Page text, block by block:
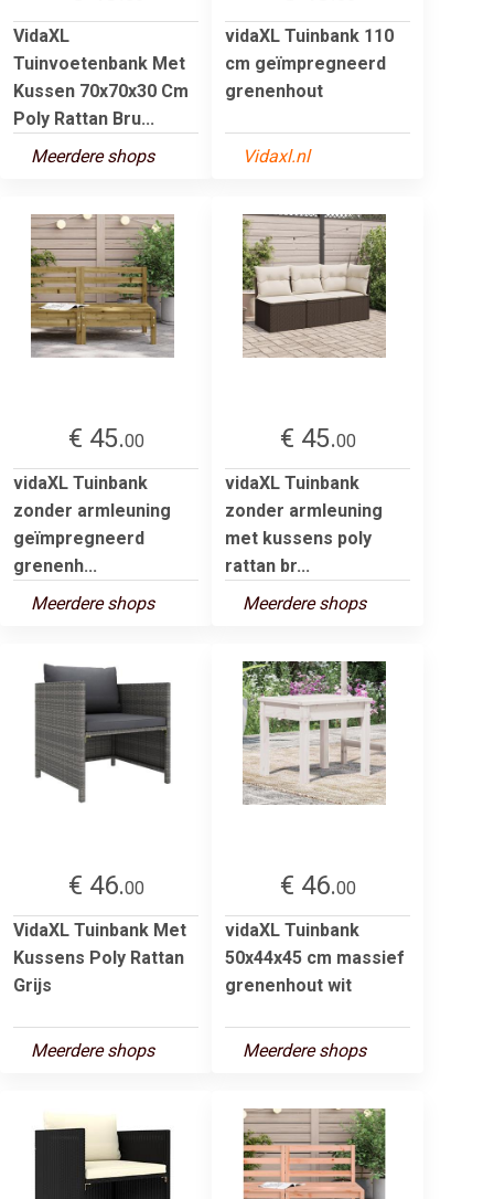
VidaXL
Tuinvoetenbank Met
Kussen 70x70x30 Cm
Poly Rattan Bru...
Meerdere shops
vidaXL Tuinbank 110
cm geïmpregneerd
grenenhout
Vidaxl.nl
€ 45.00
vidaXL Tuinbank
zonder armleuning
geïmpregneerd
grenenh...
Meerdere shops
€ 45.00
vidaXL Tuinbank
zonder armleuning
met kussens poly
rattan br...
Meerdere shops
€ 46.00
VidaXL Tuinbank Met
Kussens Poly Rattan
Grijs
Meerdere shops
€ 46.00
vidaXL Tuinbank
50x44x45 cm massief
grenenhout wit
Meerdere shops